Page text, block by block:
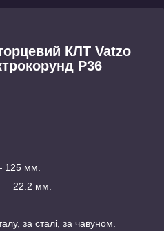
КЛТ Vatzo
Р36
125 мм.
— 22.2 мм.
за сталі, за чавуном.